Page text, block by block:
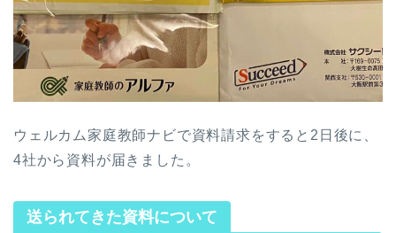
ウェルカム家庭教師ナビで資料請求をすると2日後に、
4社から資料が届きました。
送られてきた資料について